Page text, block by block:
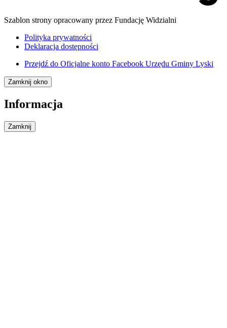
Szablon strony opracowany przez Fundację Widzialni
Polityka prywatności
Deklaracja dostępności
Przejdź do Oficjalne konto Facebook Urzędu Gminy Lyski
Zamknij okno
Informacja
Zamknij